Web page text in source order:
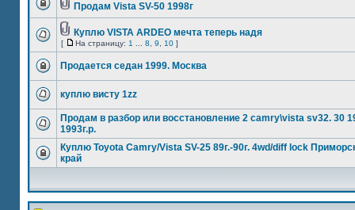
Продам Vista SV-50 1998г
Куплю VISTA ARDEO мечта теперь надя
[ На страницу: 1 8 9 10 ]
Продается седан 1999. Москва
куплю висту 1zz
Продам в разбор или восстановление 2 camry\vista sv32. 30
1993г.р.
Куплю Toyota Camry/Vista SV-25 89г.-90г. 4wd/diff lock
край